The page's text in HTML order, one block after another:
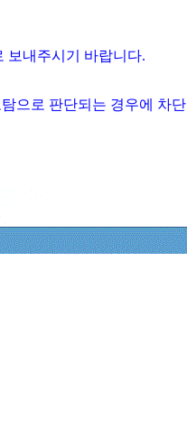
보내주시기 바랍니다.
으로 판단되는 경우에 차단